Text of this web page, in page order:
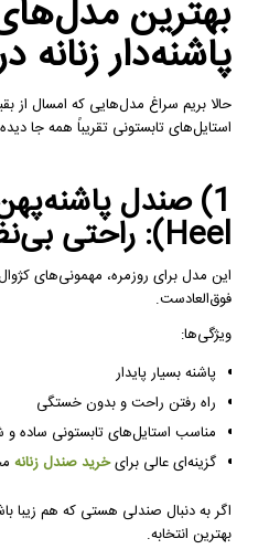
بهترین
پاشنه‌دار زنانه در
حالا بریم سراغ مدل‌هایی که امسال از
استایل‌های تابستونی تقریباً همه جا
Heel): راحتی بی‌نظیر
این مدل برای روزمره، مهمونی‌های
فوق‌العادست.
ویژگی‌ها:
پاشنه بسیار پایدار
راه رفتن راحت و بدون خستگی
مناسب استایل‌های تابستونی ساده
گزینه‌ای عالی برایخرید صندل زنانه
اگر به دنبال صندلی هستی که هم زیبا
بهترین انتخابه.